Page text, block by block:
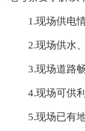
1.现场供电
2.现场供水
3.现场道路
4.现场可供
5.现场已有